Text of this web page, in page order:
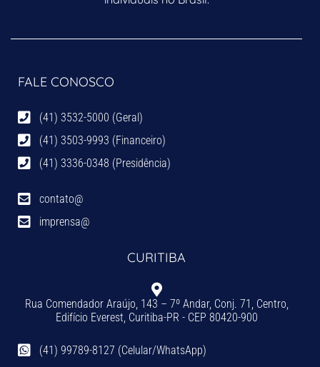
FALE CONOSCO
(41) 3532-5000 (Geral)
(41) 3503-9993 (Financeiro)
(41) 3336-0348 (Presidência)
contato@
imprensa@
CURITIBA
Rua Comendador Araújo, 143 – 7º Andar, Conj. 71, Centro,
Edifício Everest, Curitiba-PR - CEP 80420-900
(41) 99789-8127 (Celular/WhatsApp)